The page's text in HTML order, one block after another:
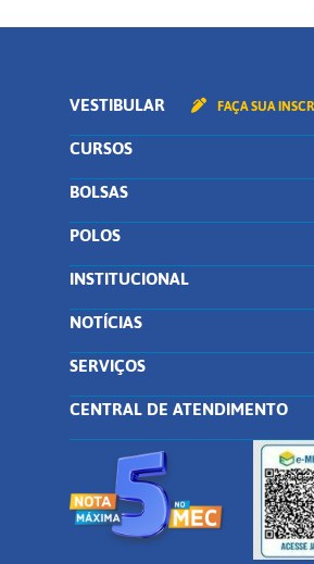
VESTIBULAR FAÇA SUA
CURSOS
BOLSAS
POLOS
INSTITUCIONAL
NOTÍCIAS
SERVIÇOS
CENTRAL DE ATENDIMENTO